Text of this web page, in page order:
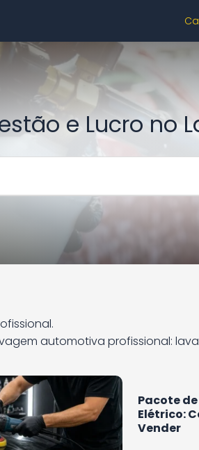
e Lucro no
automotiva profissional:
Pacote
Elétrico:
Vender